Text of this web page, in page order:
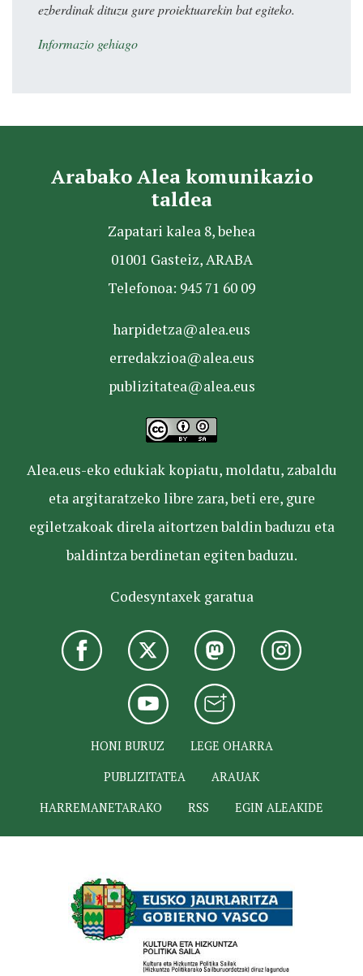
ezberdinak dituzu gure proiektuarekin bat egiteko.
Informazio gehiago
Arabako Alea komunikazio
taldea
Zapatari kalea 8, behea
01001 Gasteiz, ARABA
Telefonoa: 945 71 60 09
harpidetza@alea.eus
erredakzioa@alea.eus
publizitatea@alea.eus
Alea.eus-eko edukiak kopiatu, moldatu, zabaldu
eta argitaratzeko libre zara, beti ere, gure
egiletzakoak direla aitortzen baldin baduzu eta
baldintza berdinetan egiten baduzu.
Codesyntaxek garatua
HONI BURUZ
LEGE OHARRA
PUBLIZITATEA
ARAUAK
HARREMANETARAKO
RSS EGIN ALEAKIDE